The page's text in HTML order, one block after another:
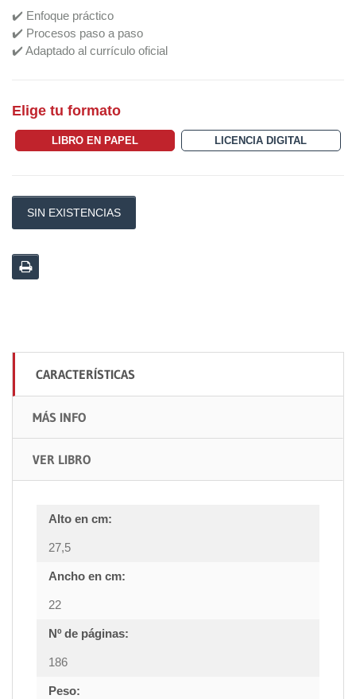
✔️ Enfoque práctico
✔️ Procesos paso a paso
✔️ Adaptado al currículo oficial
Elige tu formato
LIBRO EN PAPEL LICENCIA DIGITAL
SIN EXISTENCIAS
CARACTERÍSTICAS
MÁS INFO
VER LIBRO
Alto en cm:
27,5
Ancho en cm:
22
Nº de páginas:
186
Peso: